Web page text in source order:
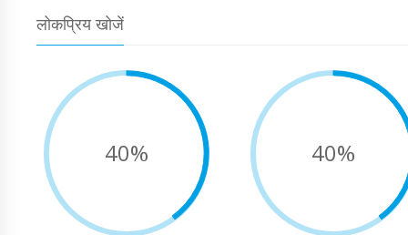
लोकप्रिय खोजें
40% 40%